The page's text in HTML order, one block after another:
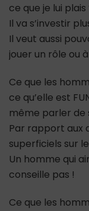
ce que je lui
Il va s’investir
Il veut aussi
jouer un rôle ou
Ce que les
ce qu’elle est
même parler de
Par rapport aux
superficiels sur
Un homme qui
conseille pas !
Ce que les